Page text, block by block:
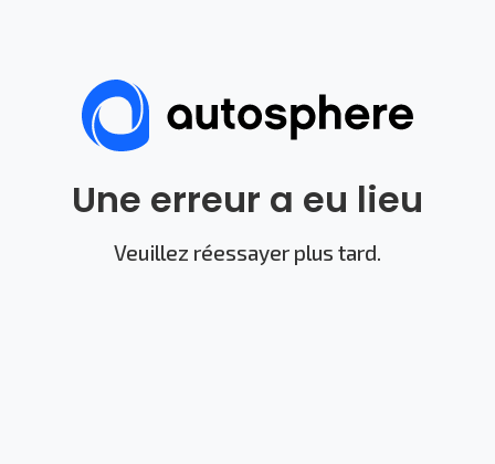
Une erreur a eu lieu
Veuillez réessayer plus tard.